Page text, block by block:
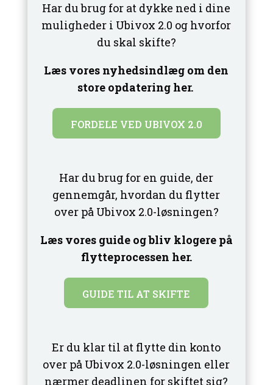
Har du brug for at dykke ned i dine
muligheder i Ubivox 2.0 og hvorfor
du skal skifte?
Læs vores nyhedsindlæg om den
store opdatering her.
FORDELE VED UBIVOX 2.0
Har du brug for en guide, der
gennemgår, hvordan du flytter
over på Ubivox 2.0-løsningen?
Læs vores guide og bliv klogere på
flytteprocessen her.
GUIDE TIL AT SKIFTE
Er du klar til at flytte din konto
over på Ubivox 2.0-løsningen eller
nærmer deadlinen for skiftet sig?